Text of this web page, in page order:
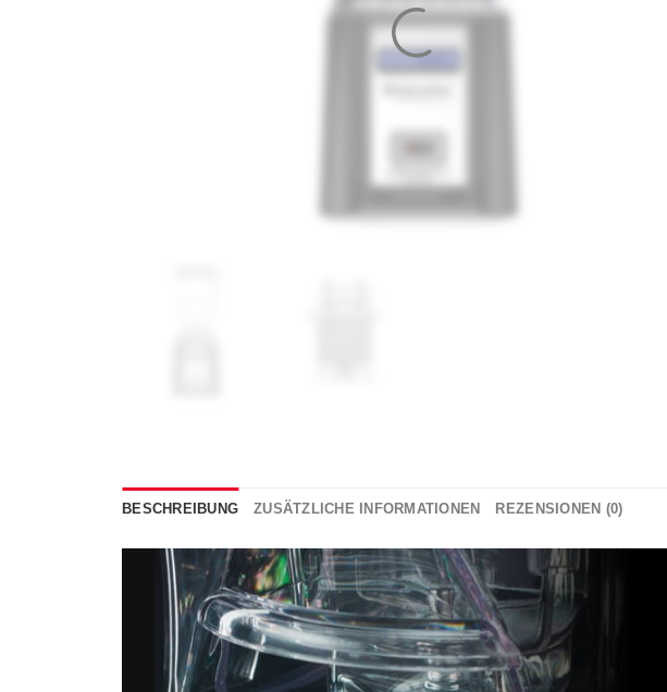
BESCHREIBUNG ZUSÄTZLICHE INFORMATIONEN REZENSIONEN (0)